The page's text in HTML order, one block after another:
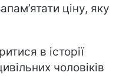
ціну, яку
в історії
чоловіків